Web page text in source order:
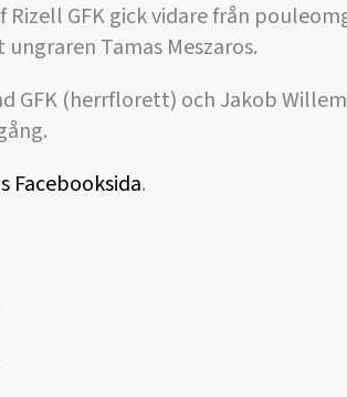
Rizell GFK gick vidare från
ungraren Tamas Meszaros.
GFK (herrflorett) och Jakob
Facebooksida.